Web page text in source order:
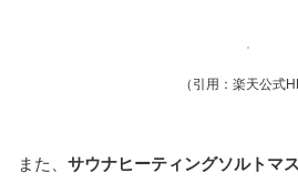
（引用：楽天公式
また、 サウナヒーティングソルトマ